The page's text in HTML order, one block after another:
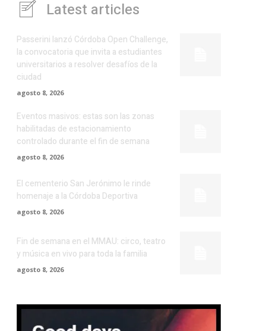
Latest articles
Passerini lanzó Córdoba Open Challenge,
la convocatoria que invita a estudiantes
universitarios a resolver desafíos de la
ciudad
agosto 8, 2026
Eventos masivos: estas son las zonas
habilitadas de estacionamiento
controlado durante el fin de semana
agosto 8, 2026
El cementerio San Jerónimo le rinde
homenaje a la Córdoba Deportiva
agosto 8, 2026
Fin de semana en el MMAU: circo, teatro
y música en vivo para toda la familia
agosto 8, 2026